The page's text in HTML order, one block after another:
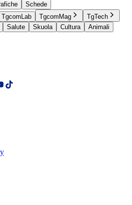
Schede
TgcomLab TgcomMag
TgTech
Salute Skuola Cultura
Animali